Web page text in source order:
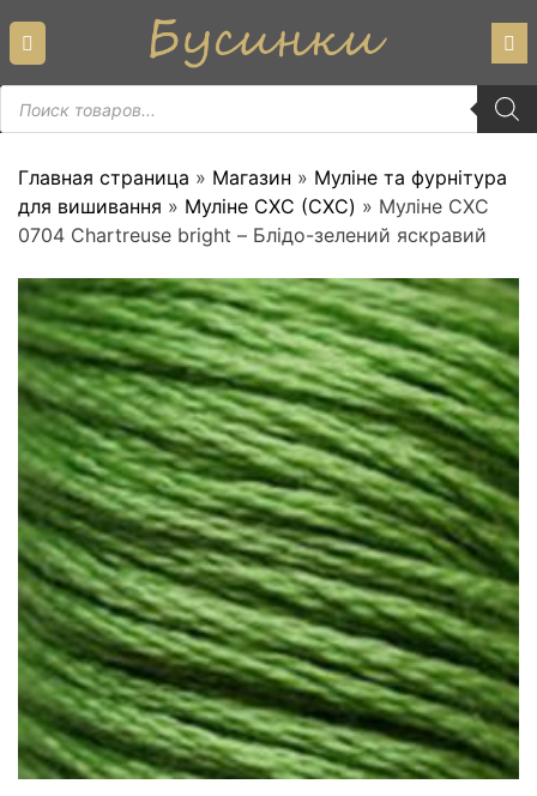
content
Пошук
товарів
Главная страница » Магазин » Муліне та фурнітура
для вишивання » Муліне СХС (CXC) » Муліне СХС
0704 Chartreuse bright – Блідо-зелений яскравий